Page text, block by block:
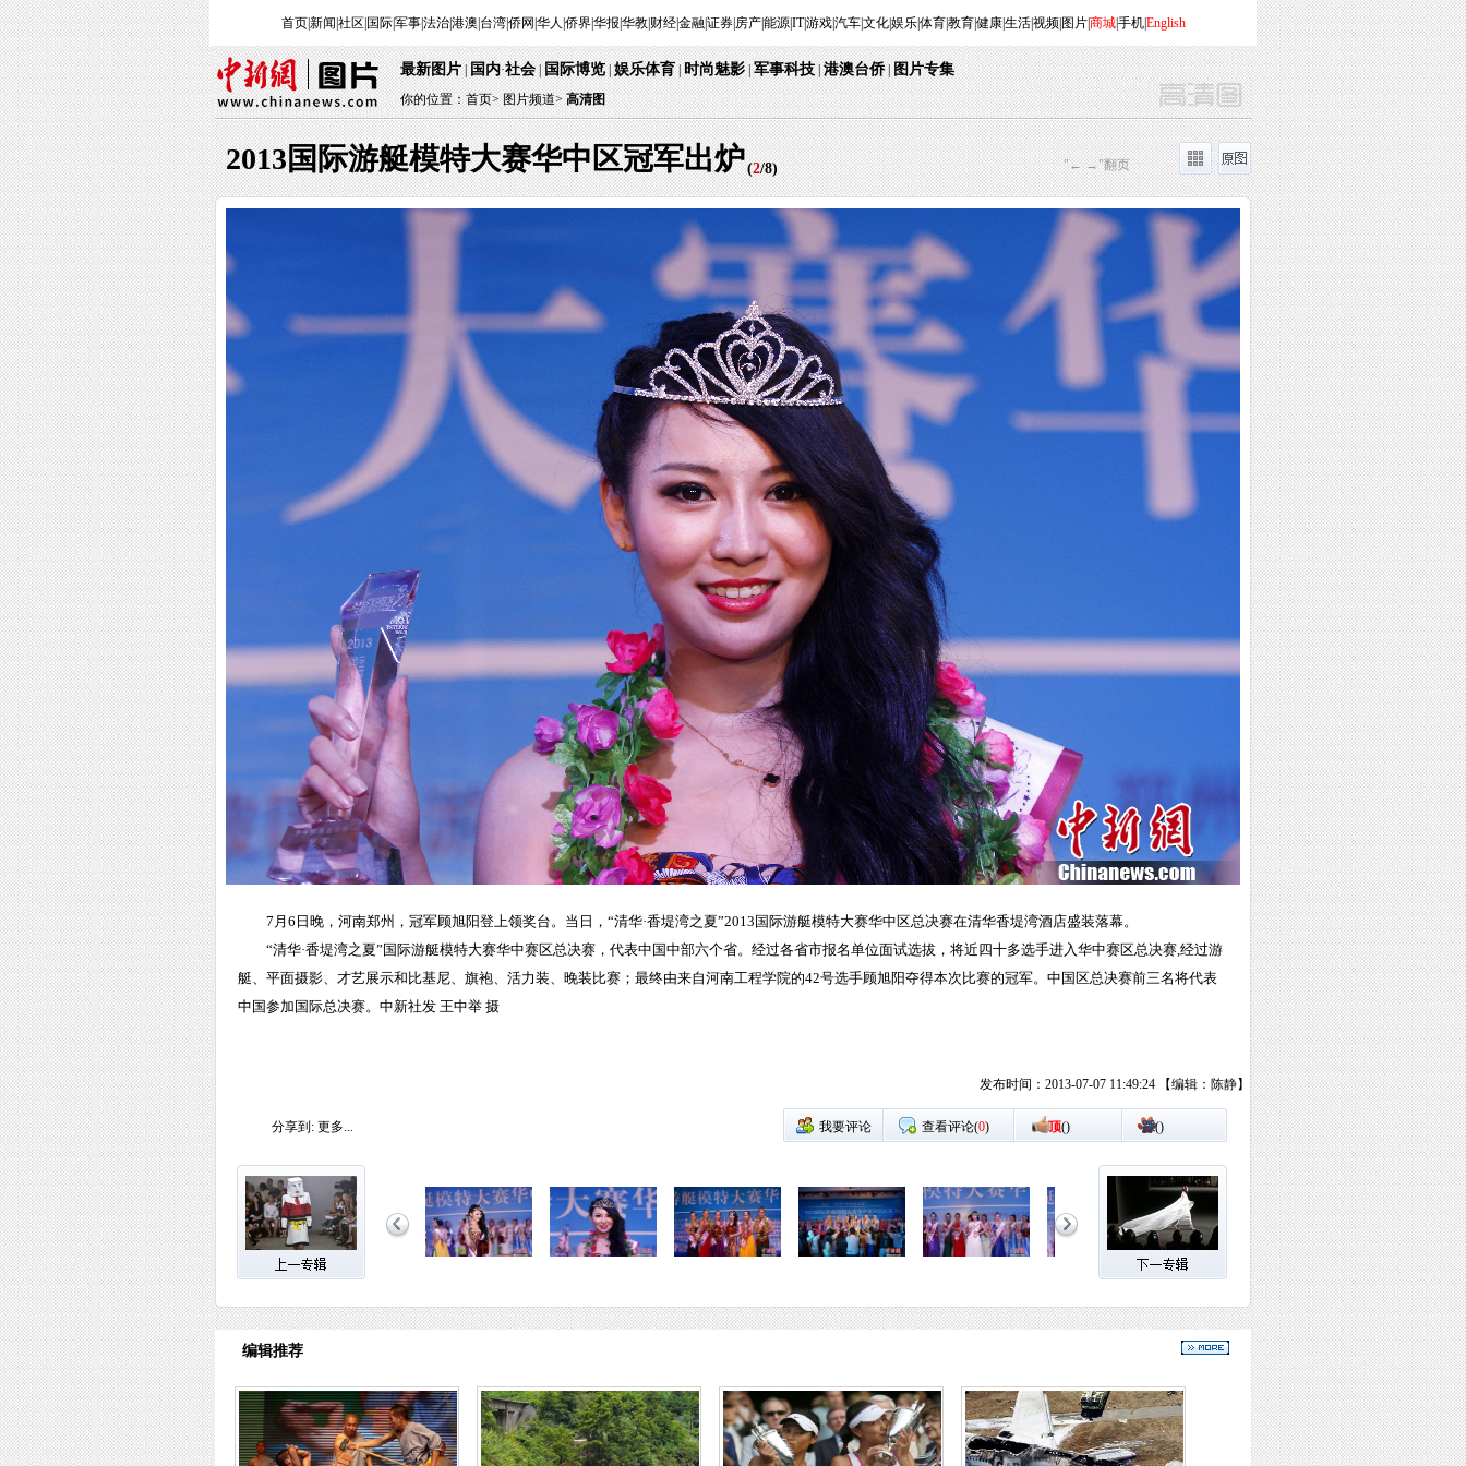
首页|新闻 社区 国际|军事|法治|港澳 台湾|侨网 华人 侨界|华报 华教| 财经|金融|证券| 房产|能源|IT|游戏|汽车|文化|娱乐|体育|教育|健康|生活|视频| 图片|商城|手机|English
最新图片|国内·社会|国际博览|娱乐体育|时尚魅影|军事科技|港澳台侨|图片专集
你的位置：首页>图片频道> 高清图
2013国际游艇模特大赛华中区冠军出炉(2/8) "← →"翻页
7月6日晚，河南郑州，冠军顾旭阳登上领奖台。当日，“清华·香堤湾之夏”2013国际游艇模特大赛华中区总决赛在清华香堤湾酒店盛装落幕。
“清华·香堤湾之夏”国际游艇模特大赛华中赛区总决赛，代表中国中部六个省。经过各省市报名单位面试选拔，将近四十多选手进入华中赛区总决赛,经过游
艇、平面摄影、才艺展示和比基尼、旗袍、活力装、晚装比赛；最终由来自河南工程学院的42号选手顾旭阳夺得本次比赛的冠军。中国区总决赛前三名将代表
中国参加国际总决赛。中新社发 王中举 摄
发布时间：2013-07-07 11:49:24 【编辑：陈静】
分享到: 更多... 我要评论 查看评论(0) 顶() 踩()
编辑推荐